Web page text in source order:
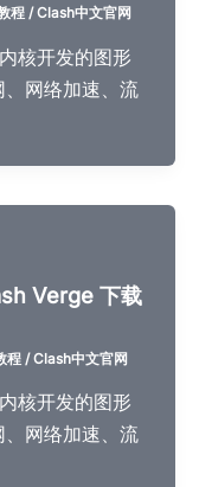
程/Clash中文官网
核开发的图形
网络加速、流
Verge 下载
程/Clash中文官网
核开发的图形
网络加速、流